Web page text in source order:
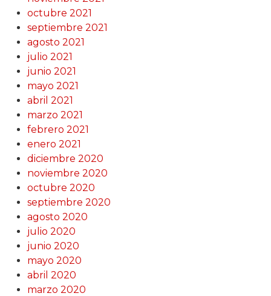
octubre 2021
septiembre 2021
agosto 2021
julio 2021
junio 2021
mayo 2021
abril 2021
marzo 2021
febrero 2021
enero 2021
diciembre 2020
noviembre 2020
octubre 2020
septiembre 2020
agosto 2020
julio 2020
junio 2020
mayo 2020
abril 2020
marzo 2020